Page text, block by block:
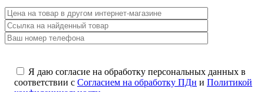
Я даю согласие на обработку персональных данных в
соответствии с Согласием на обработку ПДн и Политикой